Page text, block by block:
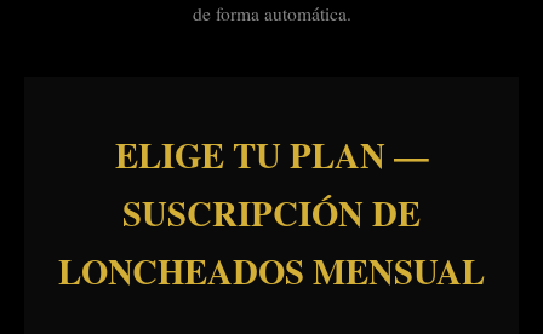
de forma automática.
ELIGE TU PLAN —
SUSCRIPCIÓN DE
LONCHEADOS MENSUAL